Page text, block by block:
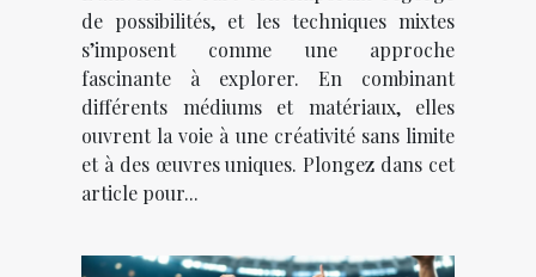
de possibilités, et les techniques mixtes
s’imposent comme une approche
fascinante à explorer. En combinant
différents médiums et matériaux, elles
ouvrent la voie à une créativité sans limite
et à des œuvres uniques. Plongez dans cet
article pour...